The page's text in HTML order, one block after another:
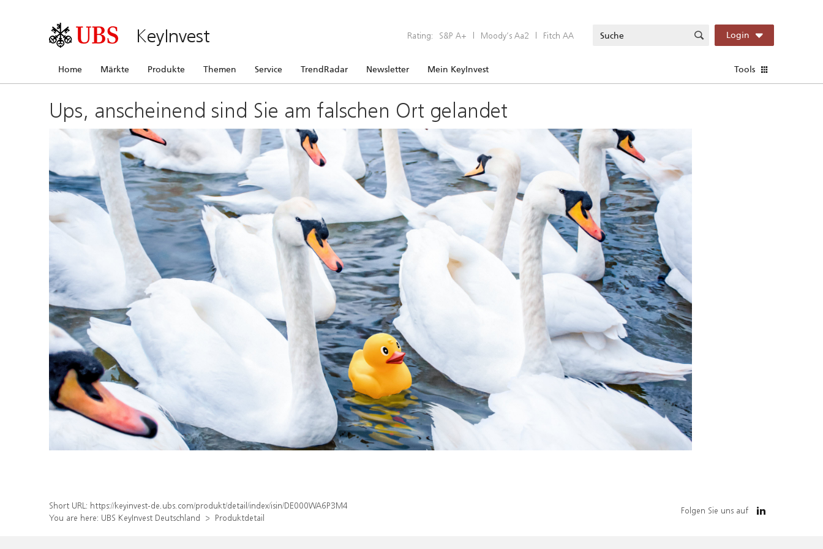
KeyInvest Rating: S&P A+ | Moody’s Aa2 | Fitch AA Login
Home Märkte Produkte Themen Service TrendRadar Newsletter Mein KeyInvest Tools
Ups, anscheinend sind Sie am falschen Ort gelandet
Short URL: https://keyinvest-de.ubs.com/produkt/detail/index/isin/DE000WA6P3M4
You are here: UBS KeyInvest Deutschland Produktdetail
Folgen Sie uns auf